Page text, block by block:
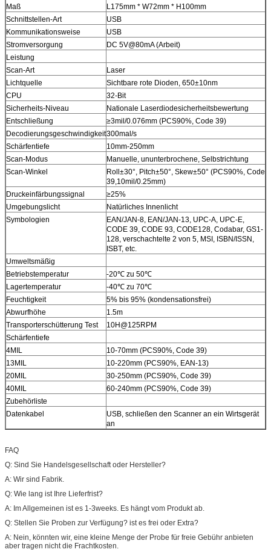
Maß
L175mm * W72mm * H100mm
Schnittstellen-Art
USB
Kommunikationsweise
USB
Stromversorgung
DC 5V@80mA (Arbeit)
Leistung
Scan-Art
Laser
Lichtquelle
Sichtbare rote Dioden, 650±10nm
CPU
32-Bit
Sicherheits-Niveau
Nationale Laserdiodesicherheitsbewertung
Entschließung
≥3mil/0.076mm (PCS90%, Code 39)
Decodierungsgeschwindigkeit300mal/s
Schärfentiefe
10mm-250mm
Scan-Modus
Manuelle, ununterbrochene, Selbstrichtung
Scan-Winkel
Roll±30°, Pitch±50°, Skew±50° (PCS90%, Code
39,10mil/0.25mm)
Druckeinfärbungssignal
≥25%
Umgebungslicht
Natürliches Innenlicht
Symbologien
EAN/JAN-8, EAN/JAN-13, UPC-A, UPC-E,
CODE 39, CODE 93, CODE128, Codabar, GS1-
128, verschachtelte 2 von 5, MSI, ISBN/ISSN,
ISBT, etc.
Umweltsmäßig
Betriebstemperatur
-20℃ zu 50℃
Lagertemperatur
-40℃ zu 70℃
Feuchtigkeit
5% bis 95% (kondensationsfrei)
Abwurfhöhe
1.5m
Transporterschütterung Test
10H@125RPM
Schärfentiefe
4MIL
10-70mm (PCS90%, Code 39)
13MIL
10-220mm (PCS90%, EAN-13)
20MIL
30-250mm (PCS90%, Code 39)
40MIL
60-240mm (PCS90%, Code 39)
Zubehörliste
Datenkabel
USB, schließen den Scanner an ein Wirtsgerät
an
FAQ
Q: Sind Sie Handelsgesellschaft oder Hersteller?
A: Wir sind Fabrik.
Q: Wie lang ist Ihre Lieferfrist?
A: Im Allgemeinen ist es 1-3weeks. Es hängt vom Produkt ab.
Q: Stellen Sie Proben zur Verfügung? ist es frei oder Extra?
A: Nein, könnten wir, eine kleine Menge der Probe für freie Gebühr anbieten
aber tragen nicht die Frachtkosten.